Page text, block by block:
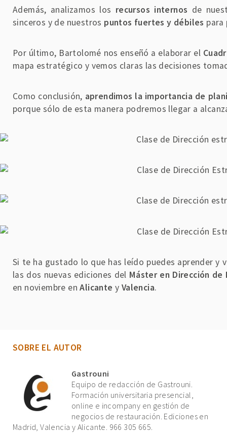
Además, analizamos los recursos internos de
sinceros y de nuestros puntos fuertes y débiles para
Por último, Bartolomé nos enseñó a elaborar el
mapa estratégico y vemos claras las decisiones
Como conclusión, aprendimos la importancia de
porque sólo de esta manera podremos llegar a
Si te ha gustado lo que has leído puedes aprender y
las dos nuevas ediciones del Máster en Dirección
en noviembre enAlicante y Valencia.
SOBRE EL AUTOR
Gastrouni
Equipo de redacción de Gastrouni.
Formación universitaria presencial,
online e incompany en gestión de
negocios de restauración. Ediciones en
Madrid, Valencia y Alicante. 966 305 665.